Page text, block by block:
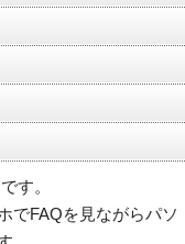
す。
でFAQを見ながらパソ